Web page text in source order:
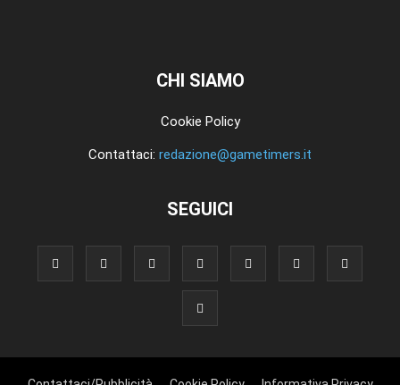
CHI SIAMO
Cookie Policy
Contattaci: redazione@gametimers.it
SEGUICI